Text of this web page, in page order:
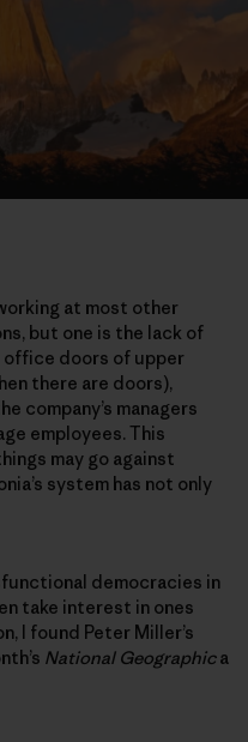
at most other
but one is the lack of
doors of upper
there are doors),
company’s managers
employees. This
may go against
system has not only
democracies in
take interest in ones
I found Peter Miller’s
National Geographica